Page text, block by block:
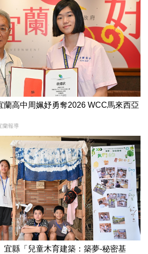
高中周姵妤勇奪2026 WCC馬來西亞
蘭報導
縣「兒童木育建築：築夢-秘密基